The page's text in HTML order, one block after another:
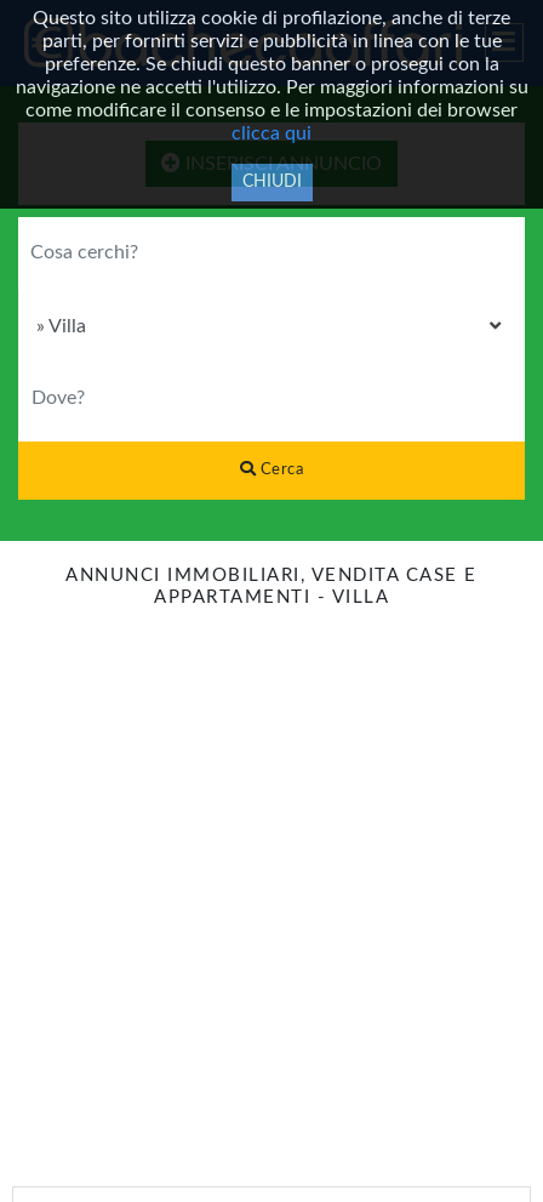
Questo sito utilizza cookie di profilazione, anche di terze
parti, per fornirti servizi e pubblicità in linea con le tue
preferenze. Se chiudi questo banner o prosegui con la
navigazione ne accetti l'utilizzo. Per maggiori informazioni su
come modificare il consenso e le impostazioni dei browser
clicca qui
CHIUDI
INSERISCI ANNUNCIO
Cerca
ANNUNCI IMMOBILIARI, VENDITA CASE E
APPARTAMENTI - VILLA